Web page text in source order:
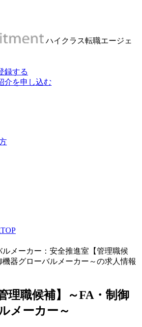
ハイクラス転職エージェ
録する
介を申し込む
ルメーカー：安全推進室【管理職候
器グローバルメーカー～の求人情報
理職候補】～FA・制御
メーカー～